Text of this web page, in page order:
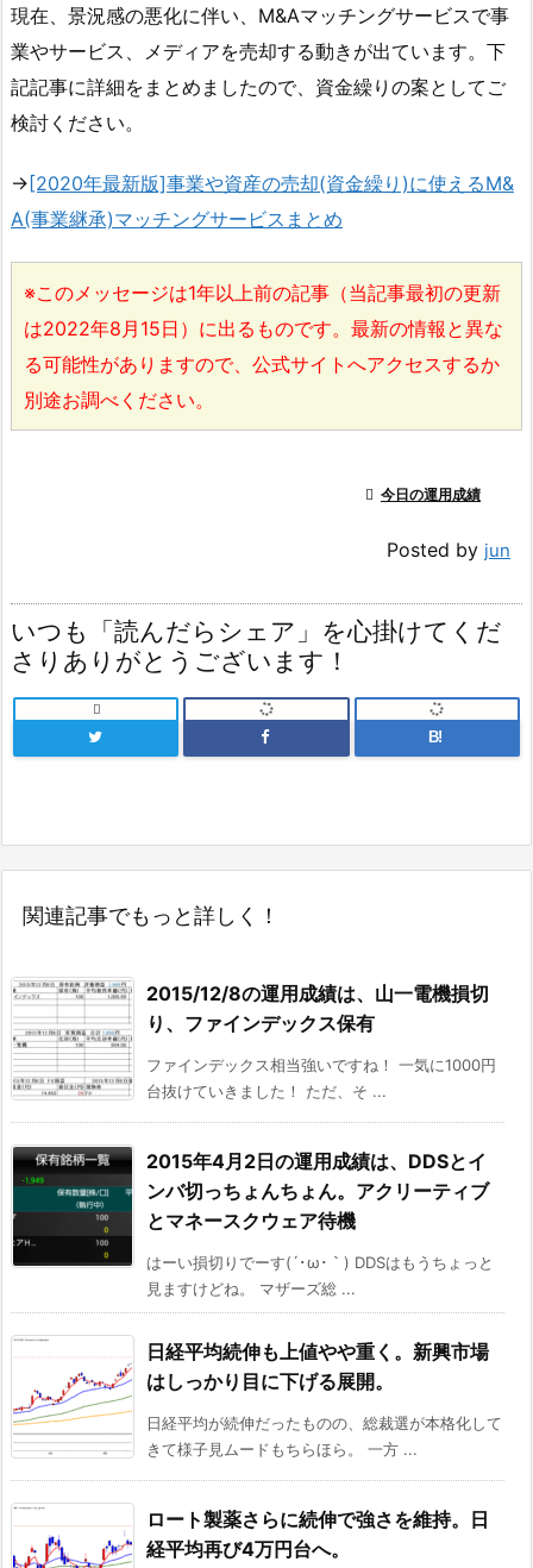
現在、景況感の悪化に伴い、M&Aマッチングサービスで事
業やサービス、メディアを売却する動きが出ています。下
記記事に詳細をまとめましたので、資金繰りの案としてご
検討ください。
→[2020年最新版]事業や資産の売却(資金繰り)に使えるM&
A(事業継承)マッチングサービスまとめ
※このメッセージは1年以上前の記事（当記事最初の更新
は2022年8月15日）に出るものです。最新の情報と異な
る可能性がありますので、公式サイトへアクセスするか
別途お調べください。
 今日の運用成績
Posted by jun
いつも「読んだらシェア」を心掛けてくだ
さりありがとうございます！

B!
関連記事でもっと詳しく！
2015/12/8の運用成績は、山一電機損切
り、ファインデックス保有
ファインデックス相当強いですね！ 一気に1000円
台抜けていきました！ ただ、そ ...
2015年4月2日の運用成績は、DDSとイ
ンバ切っちょんちょん。アクリーティブ
とマネースクウェア待機
はーい損切りでーす(´･ω･｀) DDSはもうちょっと
見ますけどね。 マザーズ総 ...
日経平均続伸も上値やや重く。新興市場
はしっかり目に下げる展開。
日経平均が続伸だったものの、総裁選が本格化して
きて様子見ムードもちらほら。 一方 ...
ロート製薬さらに続伸で強さを維持。日
経平均再び4万円台へ。